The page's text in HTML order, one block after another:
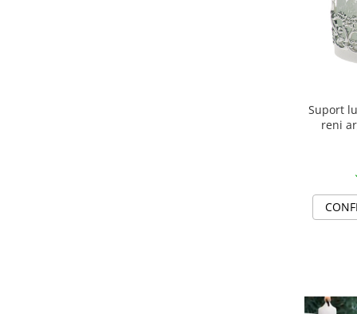
Suport
reni